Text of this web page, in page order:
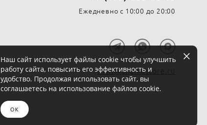
Ежедневно с 10:00 до 20:00
mail@chaikastore.ru
Наш сайт использует файлы cookie чтобы улучшить
работу сайта, повысить его эффективность и
удобство. Продолжая использовать сайт, вы
соглашаетесь на использование файлов cookie.
ОК